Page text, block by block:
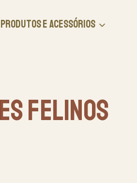
PRODUTOS E ACESSÓRIOS
Felinos